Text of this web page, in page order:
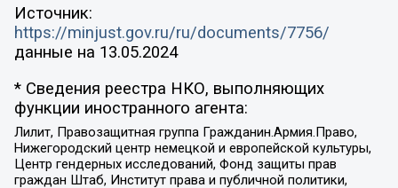
Источник:
https://minjust.gov.ru/ru/documents/7756/
данные на 13.05.2024
* Сведения реестра НКО, выполняющих
функции иностранного агента:
Лилит, Правозащитная группа Гражданин.Армия.Право,
Нижегородский центр немецкой и европейской культуры,
Центр гендерных исследований, Фонд защиты прав
граждан Штаб, Институт права и публичной политики,